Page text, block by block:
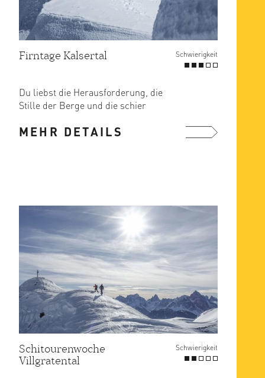
Firntage Kalsertal Schwierigkeit
Du liebst die Herausforderung, die
Stille der Berge und die schier
MEHR DETAILS
Schitourenwoche
Villgratental
Schwierigkeit